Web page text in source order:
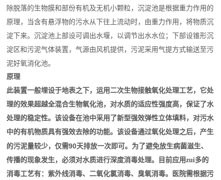
除脱落的生物膜和部份有机及无机小颗粒，沉淀池是根据重力作用的
原理，当含有悬浮物的污水从下往上流动时，由重力作用，将物质沉
淀下来。沉淀池上部设可调出水堰，以调节出水水位；下部设锥形沉
淀区和污泥气体装置，气源由风机提供，污泥采用气提方式输送至污
泥好氧消化池。
原理
此装置一般埋设于地表之下，运用二次生物接触氧化处理工艺，它处
理的效果超越全混合生物氧化池，对水质的适应性强度高，保证了水
处理的稳定性。该设备在池中采用了新型强效弹性立体填料，对污水
中的有机物质具有强效去除的功能。该设备通过氧化处理之后，产生
的污泥量较少，仅需90天排放一次即可。为了避免放生病菌滋生、
传播的现象发生，必须对水质进行深度消毒处理。目前应用zui多的
消毒工艺有：紫外线消毒、二氧化氯消毒、臭氧消毒。医院需根据污